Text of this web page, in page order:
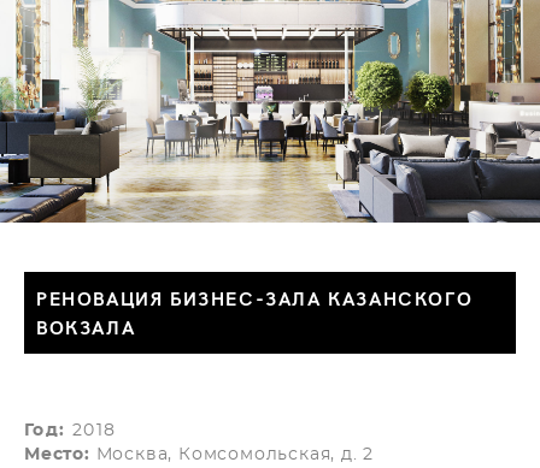
РЕНОВАЦИЯ БИЗНЕС-ЗАЛА КАЗАНСКОГО
ВОКЗАЛА
Год: 2018
Место:
Москва, Комсомольская, д. 2